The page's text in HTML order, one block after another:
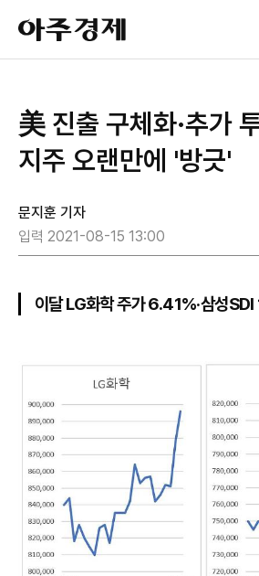
아
주
경
美 진출 구체화·추가
지주 오랜만에 '방긋'
문지훈 기자
입력 2021-08-15 13:00
이달 LG화학 주가 6.41%·삼성